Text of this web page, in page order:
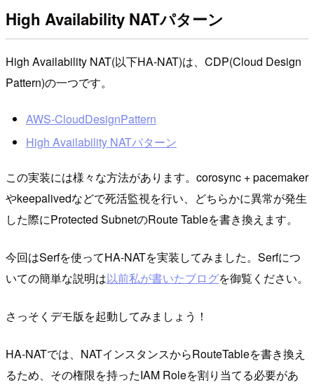
High Availability NATパターン
High Availability NAT(以下HA-NAT)は、CDP(Cloud Design
Pattern)の一つです。
AWS-CloudDesignPattern
High Availability NATパターン
この実装には様々な方法があります。corosync + pacemaker
やkeepalivedなどで死活監視を行い、どちらかに異常が発生
した際にProtected SubnetのRoute Tableを書き換えます。
今回はSerfを使ってHA-NATを実装してみました。Serfにつ
いての簡単な説明は以前私が書いたブログを御覧ください。
さっそくデモ版を起動してみましょう！
HA-NATでは、NATインスタンスからRouteTableを書き換え
るため、その権限を持ったIAM Roleを割り当てる必要があ